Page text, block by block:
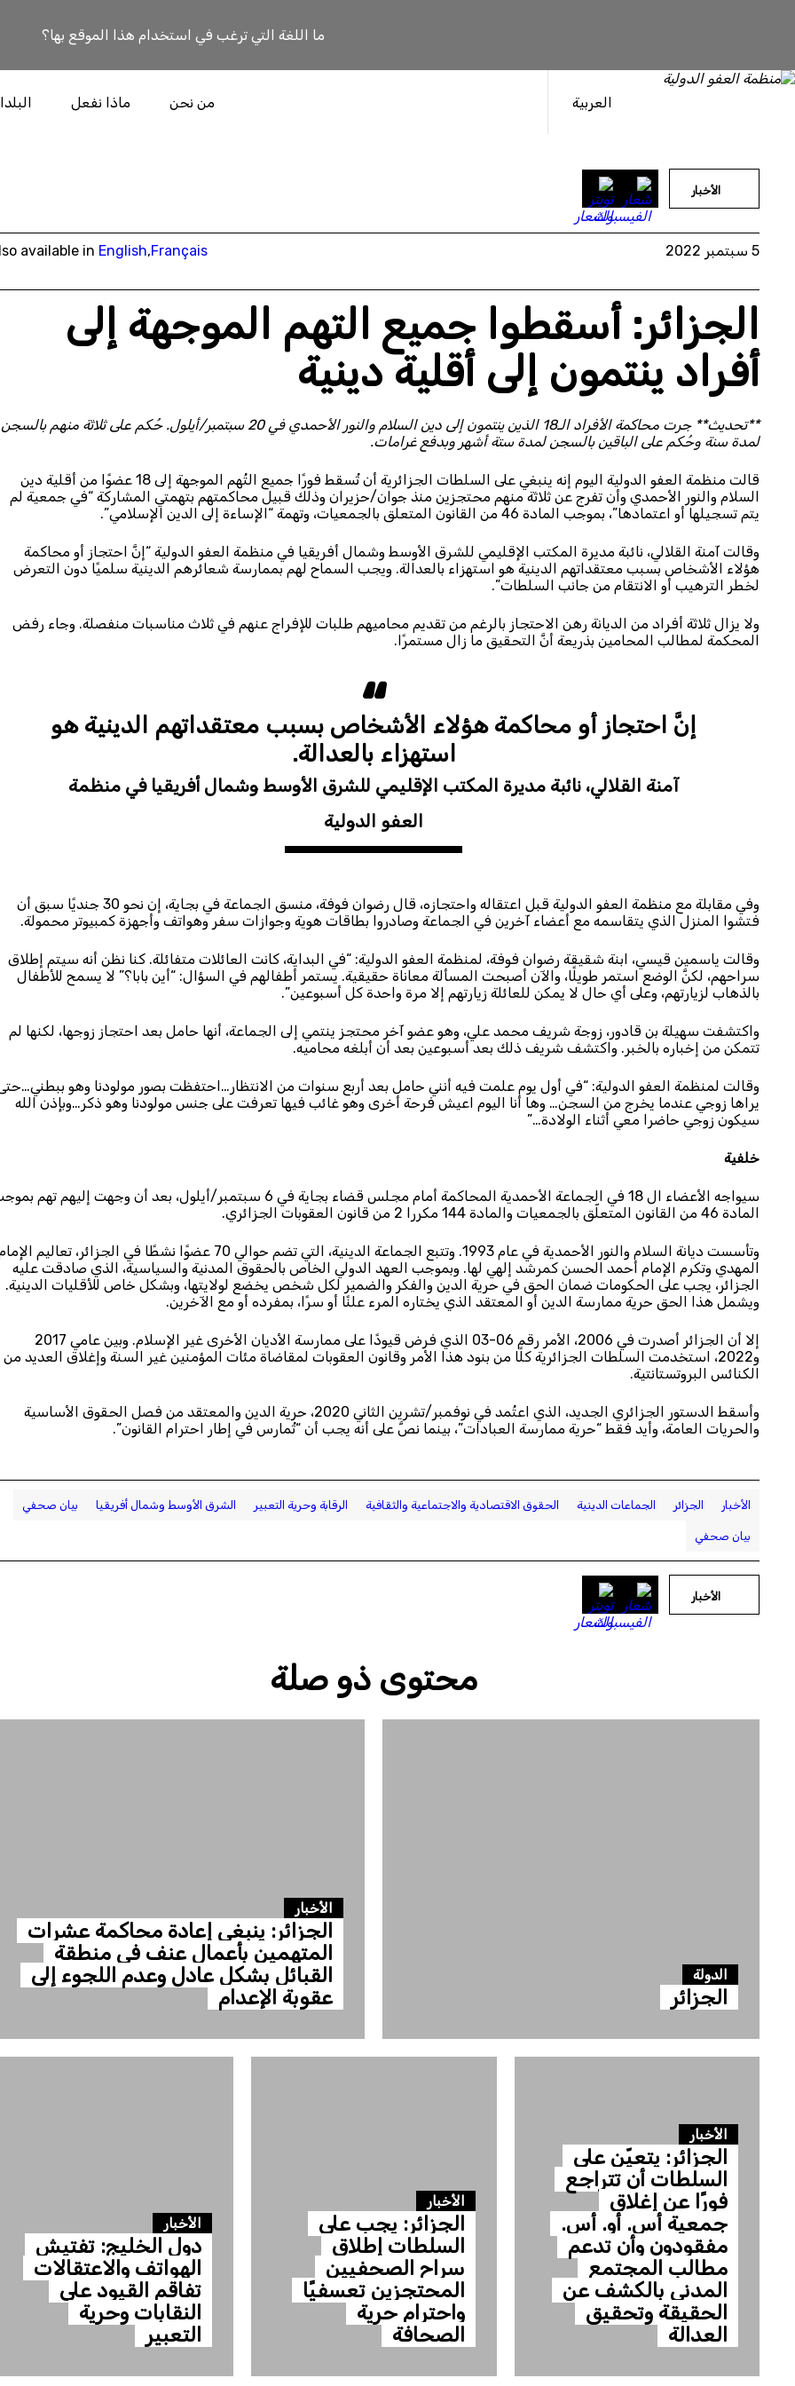
ما اللغة التي ترغب في استخدام هذا الموقع بها؟
العربية من نحن ماذا نفعل
الأخبار
5 سبتمبر 2022 available in English,Français
الجزائر: أسقطوا جميع التهم الموجهة إلى
أفراد ينتمون إلى أقلية دينية
**تحديث** جرت محاكمة الأفراد الـ18 الذين ينتمون إلى دين السلام والنور الأحمدي في 20 سبتمبر/أيلول. حُكم على ثلاثة منهم بالسجن
لمدة سنة وحُكم على الباقين بالسجن لمدة ستة أشهر وبدفع غرامات.
قالت منظمة العفو الدولية اليوم إنه ينبغي على السلطات الجزائرية أن تُسقط فورًا جميع التُهم الموجهة إلى 18 عضوًا من أقلية دين
السلام والنور الأحمدي وأن تفرج عن ثلاثة منهم محتجزين منذ جوان/حزيران وذلك قبيل محاكمتهم بتهمتي المشاركة “في جمعية لم
يتم تسجيلها أو اعتمادها”، بموجب المادة 46 من القانون المتعلق بالجمعيات، وتهمة “الإساءة إلى الدين الإسلامي”.
وقالت آمنة القلالي، نائبة مديرة المكتب الإقليمي للشرق الأوسط وشمال أفريقيا في منظمة العفو الدولية “إنَّ احتجاز أو محاكمة
هؤلاء الأشخاص بسبب معتقداتهم الدينية هو استهزاء بالعدالة. ويجب السماح لهم بممارسة شعائرهم الدينية سلميًا دون التعرض
لخطر الترهيب أو الانتقام من جانب السلطات”.
ولا يزال ثلاثة أفراد من الديانة رهن الاحتجاز بالرغم من تقديم محاميهم طلبات للإفراج عنهم في ثلاث مناسبات منفصلة. وجاء رفض
المحكمة لمطالب المحامين بذريعة أنَّ التحقيق ما زال مستمرًا.
إنَّ احتجاز أو محاكمة هؤلاء الأشخاص بسبب معتقداتهم الدينية هو
استهزاء بالعدالة.
آمنة القلالي، نائبة مديرة المكتب الإقليمي للشرق الأوسط وشمال أفريقيا في منظمة
العفو الدولية
وفي مقابلة مع منظمة العفو الدولية قبل اعتقاله واحتجازه، قال رضوان فوفة، منسق الجماعة في بجاية، إن نحو 30 جنديًا سبق أن
فتشوا المنزل الذي يتقاسمه مع أعضاء آخرين في الجماعة وصادروا بطاقات هوية وجوازات سفر وهواتف وأجهزة كمبيوتر محمولة.
وقالت ياسمين قيسي، ابنة شقيقة رضوان فوفة، لمنظمة العفو الدولية: “في البداية، كانت العائلات متفائلة. كنا نظن أنه سيتم إطلاق
سراحهم، لكنَّ الوضع استمر طويلًا، والآن أصبحت المسألة معاناة حقيقية. يستمر أطفالهم في السؤال: “أين بابا؟” لا يسمح للأطفال
بالذهاب لزيارتهم، وعلى أي حال لا يمكن للعائلة زيارتهم إلا مرة واحدة كل أسبوعين”.
واكتشفت سهيلة بن قادور، زوجة شريف محمد علي، وهو عضو آخر محتجز ينتمي إلى الجماعة، أنها حامل بعد احتجاز زوجها، لكنها لم
تتمكن من إخباره بالخبر. واكتشف شريف ذلك بعد أسبوعين بعد أن أبلغه محاميه.
وقالت لمنظمة العفو الدولية: “في أول يوم علمت فيه أنني حامل بعد أربع سنوات من الانتظار…احتفظت بصور مولودنا وهو
يراها زوجي عندما يخرج من السجن… وها أنا اليوم اعيش فرحة أخرى وهو غائب فيها تعرفت على جنس مولودنا وهو ذكر…وبإذن الله
سيكون زوجي حاضرا معي أثناء الولادة…”
خلفية
سيواجه الأعضاء ال 18 في الجماعة الأحمدية المحاكمة أمام مجلس قضاء بجاية في 6 سبتمبر/أيلول، بعد أن وجهت إليهم تهم
المادة 46 من القانون المتعلّق بالجمعيات والمادة 144 مكررا 2 من قانون العقوبات الجزائري.
وتأسست ديانة السلام والنور الأحمدية في عام 1993. وتتبع الجماعة الدينية، التي تضم حوالي 70 عضوًا نشطًا في الجزائر، تعاليم
المهدي وتكرم الإمام أحمد الحسن كمرشد إلهي لها. وبموجب العهد الدولي الخاص بالحقوق المدنية والسياسية، الذي صادقت عليه
الجزائر، يجب على الحكومات ضمان الحق في حرية الدين والفكر والضمير لكل شخص يخضع لولايتها، وبشكل خاص للأقليات الدينية.
ويشمل هذا الحق حرية ممارسة الدين أو المعتقد الذي يختاره المرء علنًا أو سرًا، بمفرده أو مع الآخرين.
إلا أن الجزائر أصدرت في 2006، الأمر رقم 06-03 الذي فرض قيودًا على ممارسة الأديان الأخرى غير الإسلام. وبين عامي 2017
و2022، استخدمت السلطات الجزائرية كلًا من بنود هذا الأمر وقانون العقوبات لمقاضاة مئات المؤمنين غير السنة وإغلاق العديد من
الكنائس البروتستانتية.
وأسقط الدستور الجزائري الجديد، الذي اعتُمد في نوفمبر/تشرين الثاني 2020، حرية الدين والمعتقد من فصل الحقوق الأساسية
والحريات العامة، وأيد فقط “حرية ممارسة العبادات”، بينما نصَّ على أنه يجب أن “تُمارس في إطار احترام القانون”.
الأخبار الجزائر الجماعات الدينية الحقوق الاقتصادية والاجتماعية والثقافية الرقابة وحرية التعبير الشرق الأوسط وشمال أفريقيا بيان صحفي
بيان صحفي
الأخبار
محتوى ذو صلة
الدولة
الجزائر
الأخبار
الجزائر: ينبغي إعادة محاكمة عشرات
المتهمين بأعمال عنف في منطقة
القبائل بشكل عادل وعدم اللجوء إلى
عقوبة الإعدام
الأخبار
الجزائر: يتعيّن على
السلطات أن تتراجع
فورًا عن إغلاق
جمعية أس. أو. أس.
مفقودون وأن تدعم
مطالب المجتمع
المدني بالكشف عن
الحقيقة وتحقيق
العدالة
الأخبار
الجزائر: يجب على
السلطات إطلاق
سراح الصحفيين
المحتجزين تعسفيًا
واحترام حرية
الصحافة
الأخبار
دول الخليج: تفتيش
الهواتف والاعتقالات
تفاقم القيود على
النقابات وحرية
التعبير